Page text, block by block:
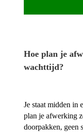
Hoe plan je
wachttijd?
Je staat midden in
plan je afwerking
doorpakken, geen